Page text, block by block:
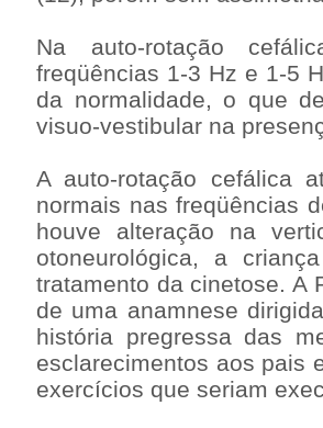
Na auto-rotação
freqüências 1-3 Hz e 1-5
da normalidade, o que
visuo-vestibular na
A auto-rotação cefálica
normais nas freqüências
houve alteração na
otoneurológica, a
tratamento da cinetose. A
de uma anamnese
história pregressa das
esclarecimentos aos pais
exercícios que seriam